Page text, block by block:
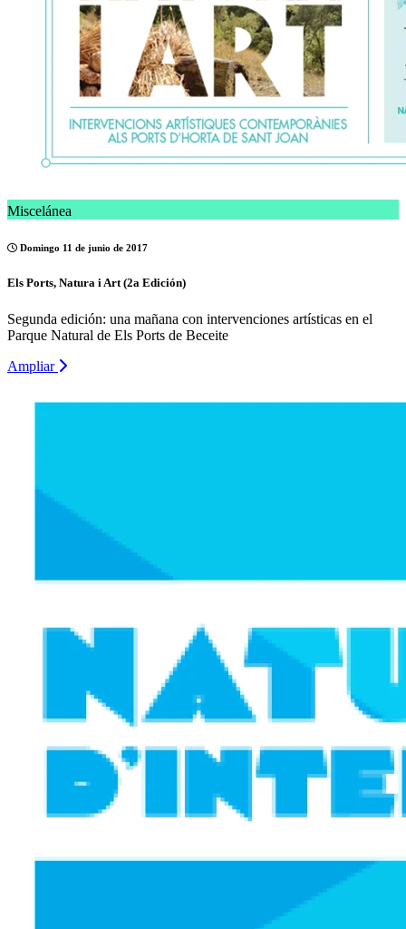
Miscelánea
Domingo 11 de junio de 2017
Els Ports, Natura i Art (2a Edición)
Segunda edición: una mañana con intervenciones artísticas en el
Parque Natural de Els Ports de Beceite
Ampliar